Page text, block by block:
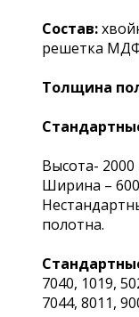
Состав:
решетка
Толщина
Высота-
Ширина –
полотна.
7040, 1019,
7044, 8011,